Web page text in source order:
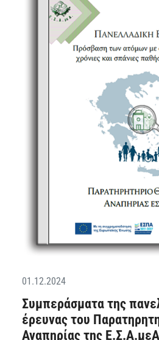
01.12.2024
Συμπεράσματα της
έρευνας του
Αναπηρίας της